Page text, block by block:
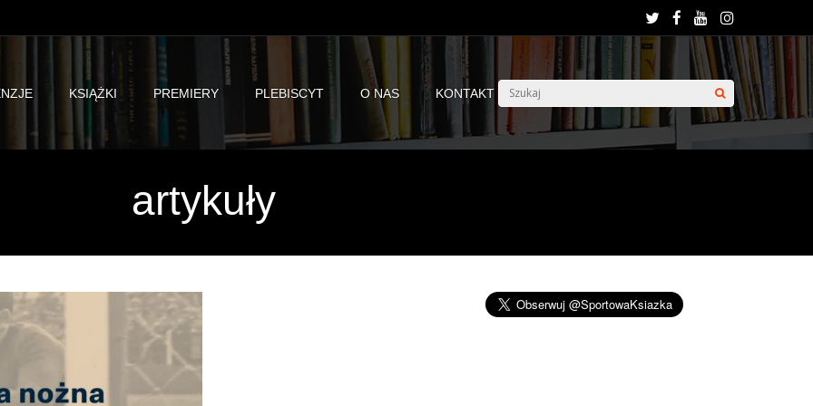
KSIĄŻKI PREMIERY PLEBISCYT O NAS KONTAKT
artykuły